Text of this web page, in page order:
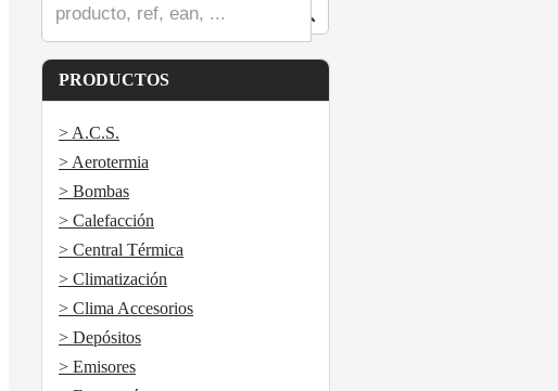
PRODUCTOS
> A.C.S.
> Aerotermia
> Bombas
> Calefacción
> Central Térmica
> Climatización
> Clima Accesorios
> Depósitos
> Emisores